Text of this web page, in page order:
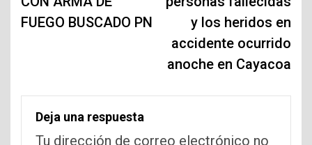
entradas
FUEGO BUSCADO PN
y los heridos en
accidente ocurrido
anoche en Cayacoa
Deja una respuesta
Tu dirección de correo electrónico no